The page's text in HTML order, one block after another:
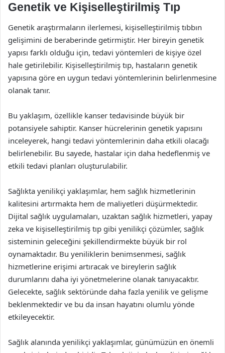
Genetik ve Kişiselleştirilmiş Tıp
Genetik araştırmaların ilerlemesi, kişiselleştirilmiş tıbbın
gelişimini de beraberinde getirmiştir. Her bireyin genetik
yapısı farklı olduğu için, tedavi yöntemleri de kişiye özel
hale getirilebilir. Kişiselleştirilmiş tıp, hastaların genetik
yapısına göre en uygun tedavi yöntemlerinin belirlenmesine
olanak tanır.
Bu yaklaşım, özellikle kanser tedavisinde büyük bir
potansiyele sahiptir. Kanser hücrelerinin genetik yapısını
inceleyerek, hangi tedavi yöntemlerinin daha etkili olacağı
belirlenebilir. Bu sayede, hastalar için daha hedeflenmiş ve
etkili tedavi planları oluşturulabilir.
Sağlıkta yenilikçi yaklaşımlar, hem sağlık hizmetlerinin
kalitesini artırmakta hem de maliyetleri düşürmektedir.
Dijital sağlık uygulamaları, uzaktan sağlık hizmetleri, yapay
zeka ve kişiselleştirilmiş tıp gibi yenilikçi çözümler, sağlık
sisteminin geleceğini şekillendirmekte büyük bir rol
oynamaktadır. Bu yeniliklerin benimsenmesi, sağlık
hizmetlerine erişimi artıracak ve bireylerin sağlık
durumlarını daha iyi yönetmelerine olanak tanıyacaktır.
Gelecekte, sağlık sektöründe daha fazla yenilik ve gelişme
beklenmektedir ve bu da insan hayatını olumlu yönde
etkileyecektir.
Sağlık alanında yenilikçi yaklaşımlar, günümüzün en önemli